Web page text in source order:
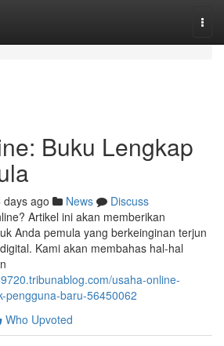
Buku Lengkap
days ago News
Discuss
Artikel ini akan memberikan
Anda pemula yang berkeinginan terjun
Kami akan membahas hal-hal
usaha-online-
pengguna-baru-56450062
Who Upvoted